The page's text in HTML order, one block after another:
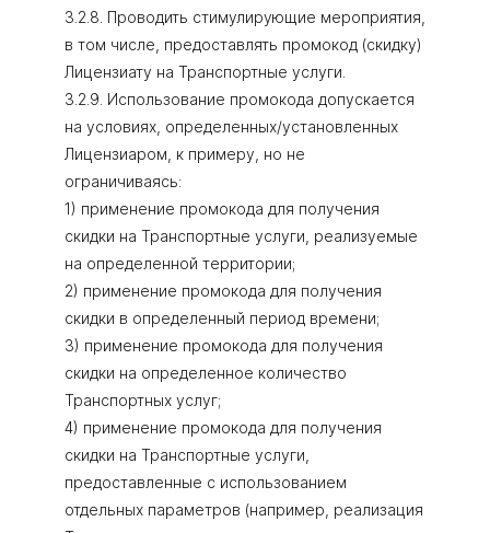
3.2.8. Проводить стимулирующие мероприятия,
в том числе, предоставлять промокод (скидку)
Лицензиату на Транспортные услуги.
3.2.9. Использование промокода допускается
на условиях, определенных/установленных
Лицензиаром, к примеру, но не
ограничиваясь:
1) применение промокода для получения
скидки на Транспортные услуги, реализуемые
на определенной территории;
2) применение промокода для получения
скидки в определенный период времени;
3) применение промокода для получения
скидки на определенное количество
Транспортных услуг;
4) применение промокода для получения
скидки на Транспортные услуги,
предоставленные с использованием
отдельных параметров (например, реализация